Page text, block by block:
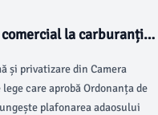
la carburanți
și privatizare din Camera
care aprobă Ordonanța de
plafonarea adaosului